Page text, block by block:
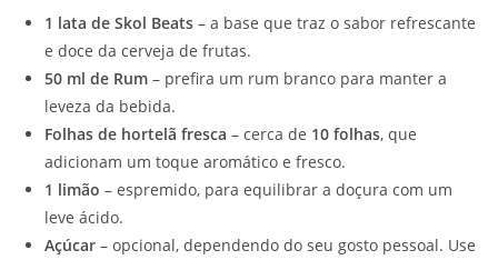
1 lata de Skol Beats – a base que traz o sabor refrescante
e doce da cerveja de frutas.
50 ml de Rum – prefira um rum branco para manter a
leveza da bebida.
Folhas de hortelã fresca – cerca de 10 folhas, que
adicionam um toque aromático e fresco.
1 limão – espremido, para equilibrar a doçura com um
leve ácido.
Açúcar – opcional, dependendo do seu gosto pessoal. Use